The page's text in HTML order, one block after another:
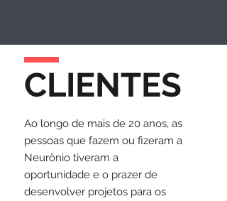
CLIENTES
Ao longo de mais de 20 anos, as
pessoas que fazem ou fizeram a
Neurônio tiveram a
oportunidade e o prazer de
desenvolver projetos para os